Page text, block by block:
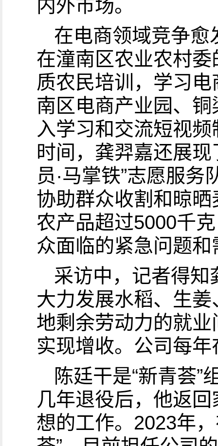
内外市场。
在电商领域竞争愈
在潼南区农业农村
质农民培训，学习
南区电商产业园、
入学习和交流短视
时间，龚羿嘉还展
员·马掌铁”志愿服
协助群众收割和晾
农产品超过5000千
众面临的紧急问题和
采访中，记者得
大力发展水稻、生
地剩余劳动力的就
实现增收。公司每
陈廷干是“新青荟
几年退役后，他返
想的工作。2023年